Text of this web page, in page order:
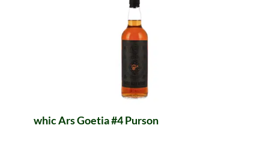
whic Ars Goetia #4 Purson